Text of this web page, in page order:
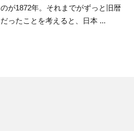
のが1872年。それまでがずっと旧暦
だったことを考えると、日本 ...